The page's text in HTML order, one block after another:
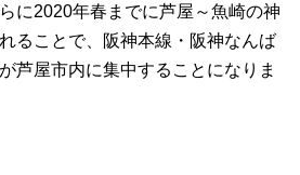
に2020年春までに芦屋～魚崎の神
ることで、阪神本線・阪神なんば
芦屋市内に集中することになりま